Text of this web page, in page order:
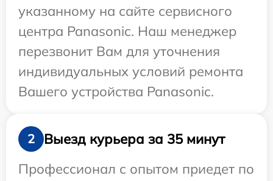
указанному на сайте сервисного
центра Panasonic. Наш менеджер
перезвонит Вам для уточнения
индивидуальных условий ремонта
Вашего устройства Panasonic.
2
Выезд курьера за 35 минут
Профессионал с опытом приедет по